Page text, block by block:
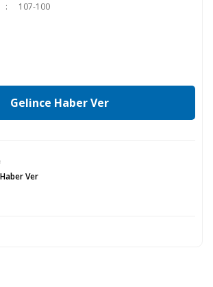
107-100
Gelince Haber Ver
Ver